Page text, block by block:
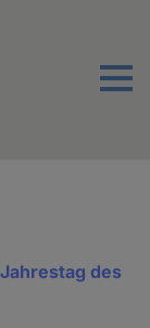
Menu
des